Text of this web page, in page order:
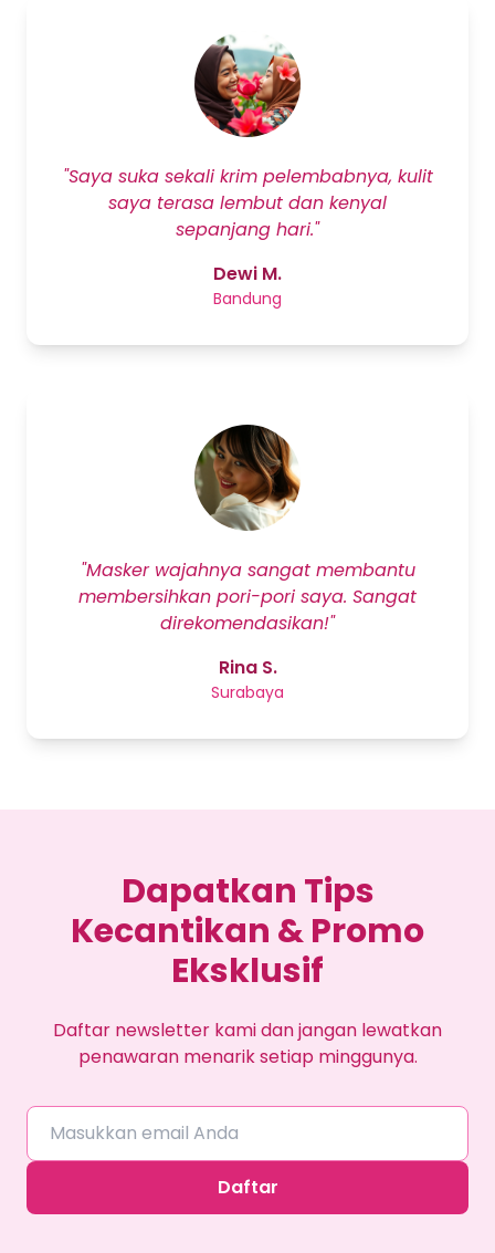
"Saya suka sekali krim pelembabnya, kulit
saya terasa lembut dan kenyal
sepanjang hari."
Dewi M.
Bandung
"Masker wajahnya sangat membantu
membersihkan pori-pori saya. Sangat
direkomendasikan!"
Rina S.
Surabaya
Dapatkan Tips
Kecantikan & Promo
Eksklusif
Daftar newsletter kami dan jangan lewatkan
penawaran menarik setiap minggunya.
Daftar